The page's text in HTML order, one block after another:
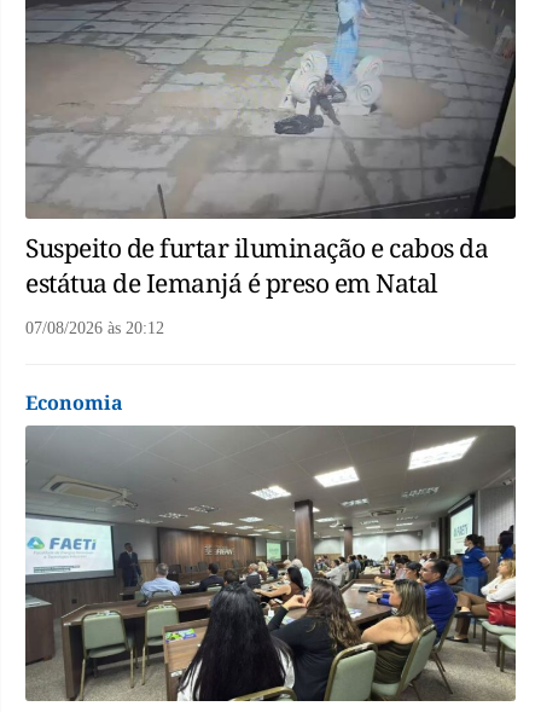
Suspeito de furtar iluminação e cabos da
estátua de Iemanjá é preso em Natal
07/08/2026 às 20:12
Economia